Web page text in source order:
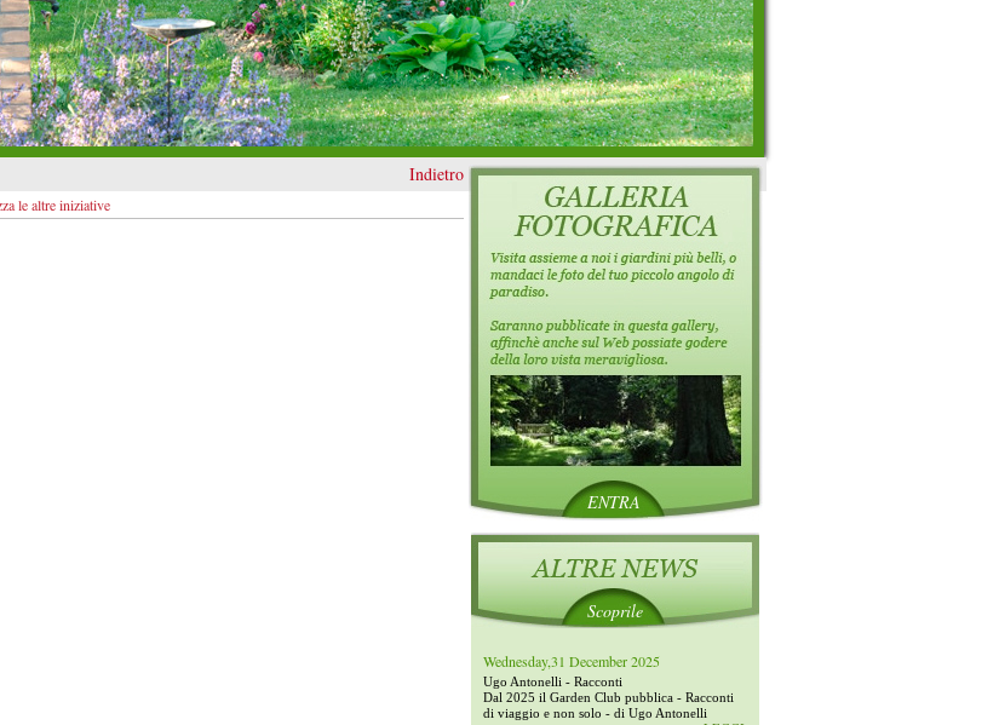
Indietro
le altre iniziative
ENTRA
Scoprile
Wednesday,31 December 2025
Ugo Antonelli - Racconti
Dal 2025 il Garden Club pubblica - Racconti
di viaggio e non solo - di Ugo Antonelli